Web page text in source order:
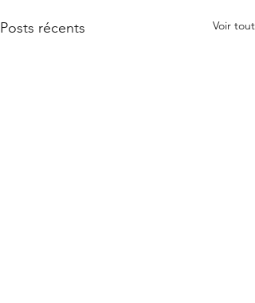
Posts récents Voir tout